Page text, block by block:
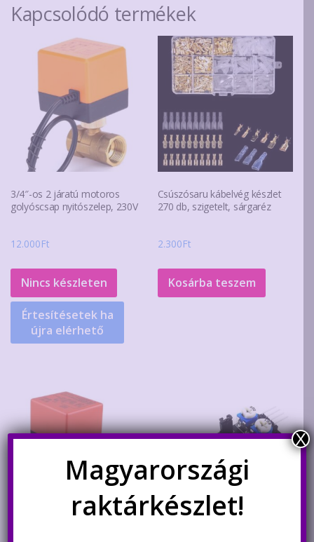
Kapcsolódó termékek
3/4″-os 2 járatú motoros
golyóscsap nyitószelep, 230V
12.000Ft
Nincs készleten
Értesítésetek ha
újra elérhető
Csúszósaru kábelvég készlet
270 db, szigetelt, sárgaréz
2.300Ft
Kosárba teszem
Magyarországi
raktárkészlet!
X